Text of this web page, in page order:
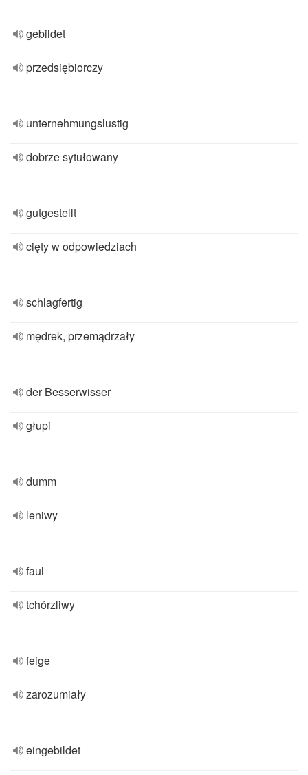
gebildet
przedsiębiorczy
unternehmungslustig
dobrze sytułowany
gutgestellt
cięty w odpowiedziach
schlagfertig
mędrek, przemądrzały
der Besserwisser
głupi
dumm
leniwy
faul
tchórzliwy
feige
zarozumiały
eingebildet